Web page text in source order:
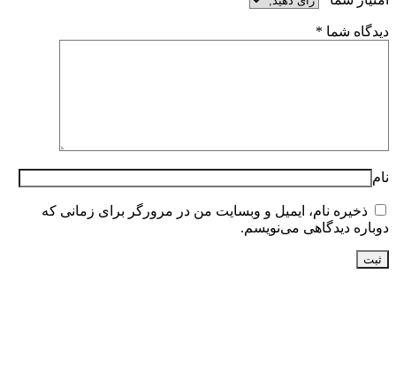
دیدگاه شما *
نام
ذخیره نام، ایمیل و وبسایت من در مرورگر برای زمانی که
دوباره دیدگاهی می‌نویسم.